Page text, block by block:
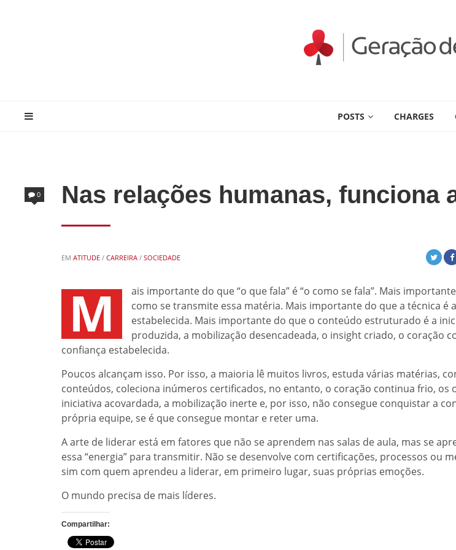
POSTS CHARGES
Nas relações humanas, funciona
EM POSTED
ATITUDE / CARREIRA / SOCIEDADE
0
M
ais importante do que “o que fala” é “o como se fala”. Mais
como se transmite essa matéria. Mais importante do que a técnica é
estabelecida. Mais importante do que o conteúdo estruturado é a
produzida, a mobilização desencadeada, o insight criado, o coração
confiança estabelecida.
Poucos alcançam isso. Por isso, a maioria lê muitos livros, estuda várias matérias,
conteúdos, coleciona inúmeros certificados, no entanto, o coração continua frio, os
iniciativa acovardada, a mobilização inerte e, por isso, não consegue conquistar a
própria equipe, se é que consegue montar e reter uma.
A arte de liderar está em fatores que não se aprendem nas salas de aula, mas se
essa “energia” para transmitir. Não se desenvolve com certificações, processos ou
sim com quem aprendeu a liderar, em primeiro lugar, suas próprias emoções.
O mundo precisa de mais líderes.
Compartilhar: